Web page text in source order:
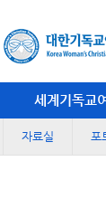
세계기독교
자료실 포